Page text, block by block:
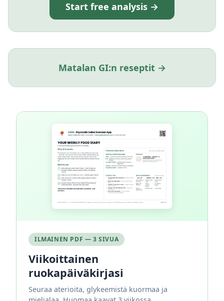
Start free analysis →
Matalan GI:n reseptit →
ILMAINEN PDF — 3 SIVUA
Viikoittainen
ruokapäiväkirjasi
Seuraa aterioita, glykeemistä kuormaa ja